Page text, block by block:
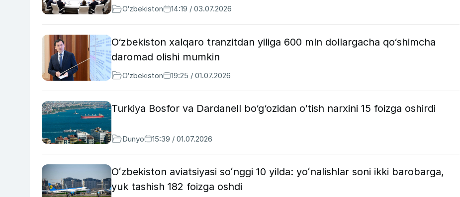
O‘zbekiston 14:19 / 03.07.2026
O‘zbekiston xalqaro tranzitdan yiliga 600 mln dollargacha qo‘shimcha
daromad olishi mumkin
O‘zbekiston 19:25 / 01.07.2026
Turkiya Bosfor va Dardanell bo‘g‘ozidan o‘tish narxini 15 foizga oshirdi
Dunyo 15:39 / 01.07.2026
Oʻzbekiston aviatsiyasi soʻnggi 10 yilda: yoʻnalishlar soni ikki barobarga,
yuk tashish 182 foizga oshdi